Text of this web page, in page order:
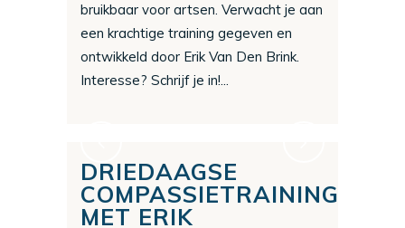
bruikbaar voor artsen. Verwacht je aan
een krachtige training gegeven en
ontwikkeld door Erik Van Den Brink.
Interesse? Schrijf je in!...
DRIEDAAGSE
COMPASSIETRAINING
MET ERIK